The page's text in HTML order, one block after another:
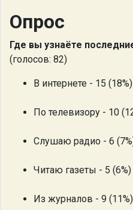
Опрос
Где вы узнаёте
(голосов: 82)
В интернете - 15 (18%)
По телевизору - 10
Слушаю радио - 6
Читаю газеты - 5 (6%)
Из журналов - 9 (11%)